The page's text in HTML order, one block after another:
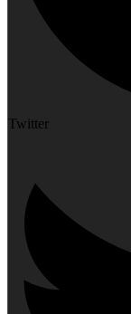
Twitter